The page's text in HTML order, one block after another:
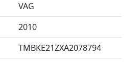
VAG
2010
TMBKE21ZXA2078794